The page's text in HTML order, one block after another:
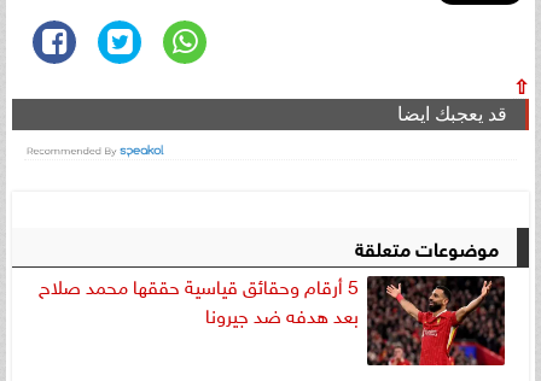
⇧
قد يعجبك ايضا
موضوعات متعلقة
5 أرقام وحقائق قياسية حققها محمد صلاح
بعد هدفه ضد جيرونا